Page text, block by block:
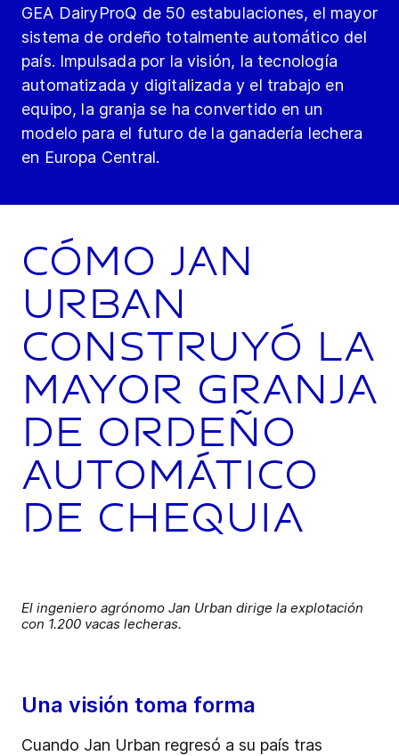
GEA DairyProQ de 50 estabulaciones, el mayor
sistema de ordeño totalmente automático del
país. Impulsada por la visión, la tecnología
automatizada y digitalizada y el trabajo en
equipo, la granja se ha convertido en un
modelo para el futuro de la ganadería lechera
en Europa Central.
Cómo Jan
Urban
construyó la
mayor granja
de ordeño
automático
de Chequia
El ingeniero agrónomo Jan Urban dirige la explotación
con 1.200 vacas lecheras.
Una visión toma forma
Cuando Jan Urban regresó a su país tras